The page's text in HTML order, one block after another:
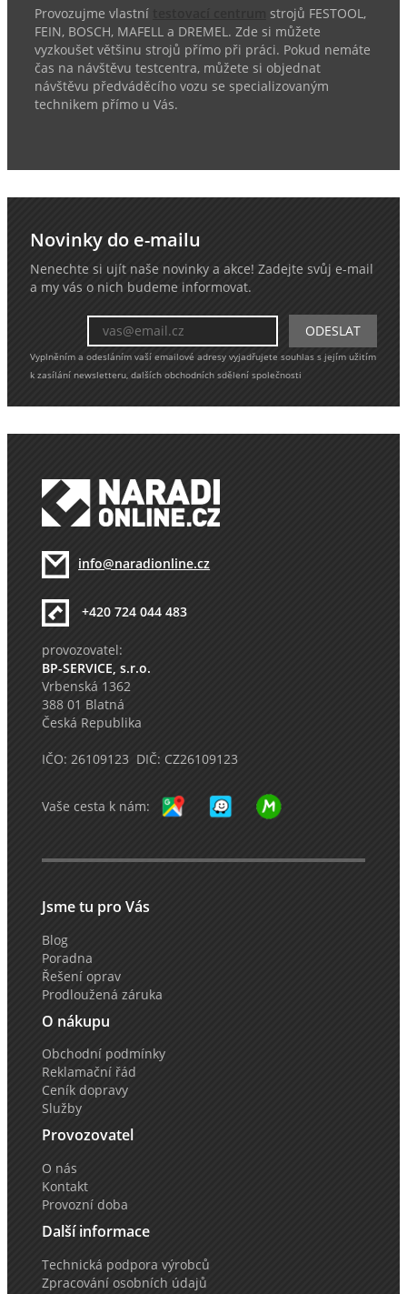
Provozujme vlastní
strojů FESTOOL,
FEIN, BOSCH, MAFELL a DREMEL. Zde si můžete
vyzkoušet většinu strojů přímo při práci. Pokud nemáte
čas na návštěvu testcentra, můžete si objednat
návštěvu předváděcího vozu se specializovaným
technikem přímo u Vás.
Novinky do e-mailu
Nenechte si ujít naše novinky a akce! Zadejte svůj e-mail
a my vás o nich budeme informovat.
Vyplněním a odesláním vaší emailové adresy vyjadřujete souhlas s jejím užitím
k zasílání newsletteru, dalších obchodních sdělení společnosti
info@naradionline.cz
+420 724 044 483
provozovatel:
BP-SERVICE, s.r.o.
Vrbenská 1362
388 01 Blatná
Česká Republika
IČO: 26109123 DIČ: CZ26109123
Vaše cesta k nám:
Jsme tu pro Vás
Blog
Poradna
Řešení oprav
Prodloužená záruka
O nákupu
Obchodní podmínky
Reklamační řád
Ceník dopravy
Služby
Provozovatel
O nás
Kontakt
Provozní doba
Další informace
Technická podpora výrobců
Zpracování osobních údajů